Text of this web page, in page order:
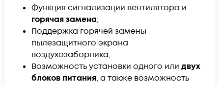
Функция сигнализации вентилятора и
горячая замена;
Поддержка горячей замены
пылезащитного экрана
воздухозаборника;
Возможность установки одного или двух
блоков питания, а также возможность